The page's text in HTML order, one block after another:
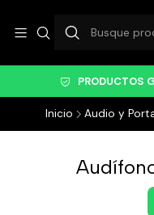
PRODUCTOS
Inicio Audio y